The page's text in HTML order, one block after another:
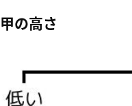
甲の高さ